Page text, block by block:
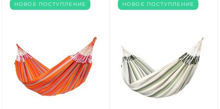
НОВОЕ ПОСТУПЛЕНИЕ НОВОЕ ПОСТУПЛЕНИЕ